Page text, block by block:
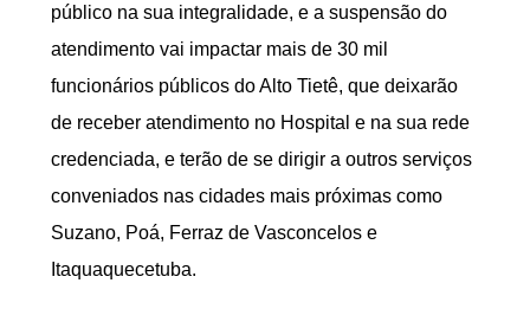
público na sua integralidade, e a suspensão do
atendimento vai impactar mais de 30 mil
funcionários públicos do Alto Tietê, que deixarão
de receber atendimento no Hospital e na sua rede
credenciada, e terão de se dirigir a outros serviços
conveniados nas cidades mais próximas como
Suzano, Poá, Ferraz de Vasconcelos e
Itaquaquecetuba.